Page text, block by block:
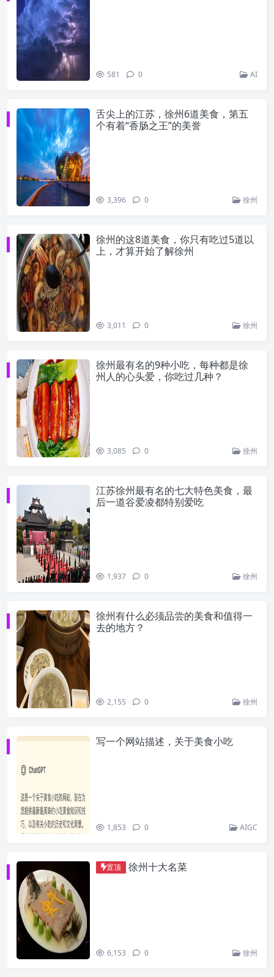
581 0 AI
舌尖上的江苏，徐州6道美食，第五
个有着“香肠之王”的美誉
3,396 0 徐州
徐州的这8道美食，你只有吃过5道以
上，才算开始了解徐州
3,011 0 徐州
徐州最有名的9种小吃，每种都是徐
州人的心头爱，你吃过几种？
3,085 0 徐州
江苏徐州最有名的七大特色美食，最
后一道谷爱凌都特别爱吃
1,937 0 徐州
徐州有什么必须品尝的美食和值得一
去的地方？
2,155 0 徐州
写一个网站描述，关于美食小吃
1,853 0 AIGC
置顶 徐州十大名菜
6,153 0 徐州